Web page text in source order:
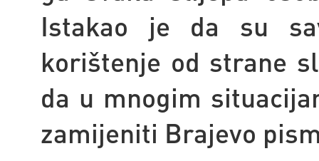
Istakao je da su
korištenje od strane
da u mnogim
zamijeniti Brajevo